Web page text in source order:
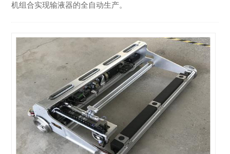
机组合实现输液器的全自动生产。